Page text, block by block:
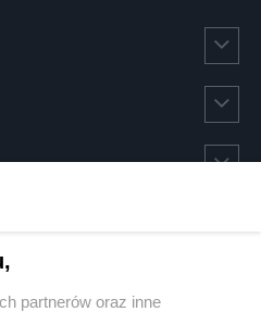
partnerów oraz inne